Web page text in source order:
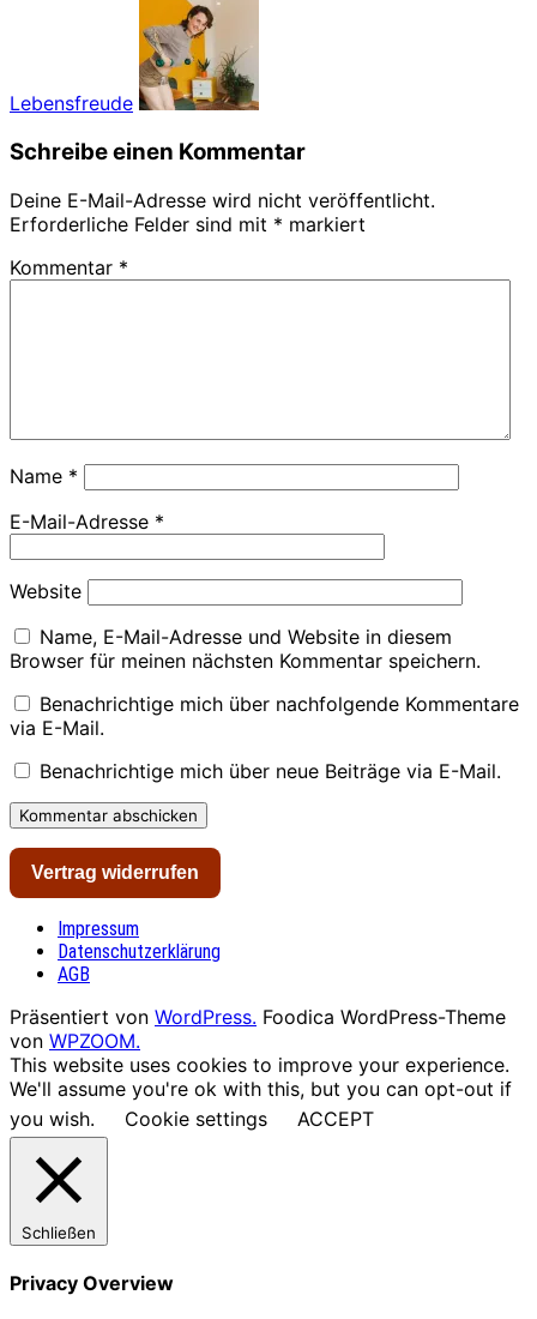
Lebensfreude
Schreibe einen Kommentar
Deine E-Mail-Adresse wird nicht veröffentlicht.
Erforderliche Felder sind mit * markiert
Kommentar *
Name *
E-Mail-Adresse *
Website
Name, E-Mail-Adresse und Website in diesem
Browser für meinen nächsten Kommentar speichern.
Benachrichtige mich über nachfolgende Kommentare
via E-Mail.
Benachrichtige mich über neue Beiträge via E-Mail.
Vertrag widerrufen
Impressum
Datenschutzerklärung
AGB
Präsentiert von WordPress. Foodica WordPress-Theme
von WPZOOM.
This website uses cookies to improve your experience.
We'll assume you're ok with this, but you can opt-out if
you wish.
Cookie settings ACCEPT
Schließen
Privacy Overview